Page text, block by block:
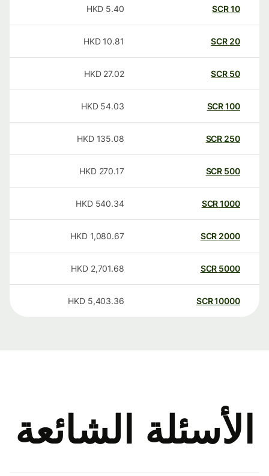
SCR
5.40
HKD
20
SCR
10.81
HKD
50
SCR
27.02
HKD
100
SCR
54.03
HKD
250
SCR
135.08
HKD
500
SCR
270.17
HKD
1000
SCR
540.34
HKD
2000
SCR
1,080.67
HKD
5000
SCR
2,701.68
HKD
10000
SCR
5,403.36
HKD
الأسئلة الشائعة